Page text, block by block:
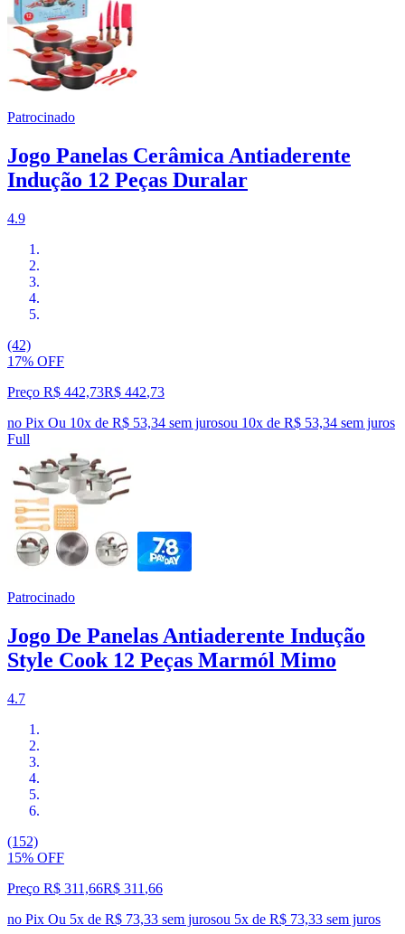
Patrocinado
Jogo Panelas Cerâmica Antiaderente
Indução 12 Peças Duralar
4.9
(42)
17% OFF
Preço R$ 442,73R$ 442,73
no Pix Ou 10x de R$ 53,34 sem jurosou 10x de R$ 53,34 sem juros
Full
Patrocinado
Jogo De Panelas Antiaderente Indução
Style Cook 12 Peças Marmól Mimo
4.7
(152)
15% OFF
Preço R$ 311,66R$ 311 ,66
no Pix Ou 5x de R$ 73,33 sem jurosou 5x de R$ 73,33 sem juros